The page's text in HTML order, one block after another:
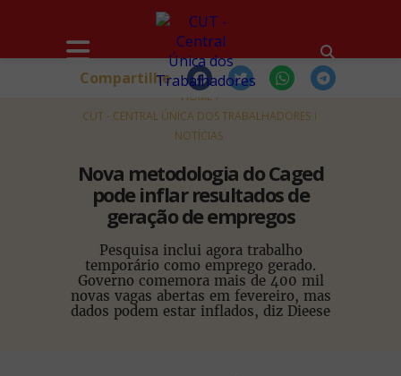
HOME
CUT - CENTRAL ÚNICA DOS TRABALHADORES
NOTÍCIAS
Nova metodologia do Caged
pode inflar resultados de
geração de empregos
Pesquisa inclui agora trabalho
temporário como emprego gerado.
Governo comemora mais de 400 mil
novas vagas abertas em fevereiro, mas
dados podem estar inflados, diz Dieese
Compartilhe